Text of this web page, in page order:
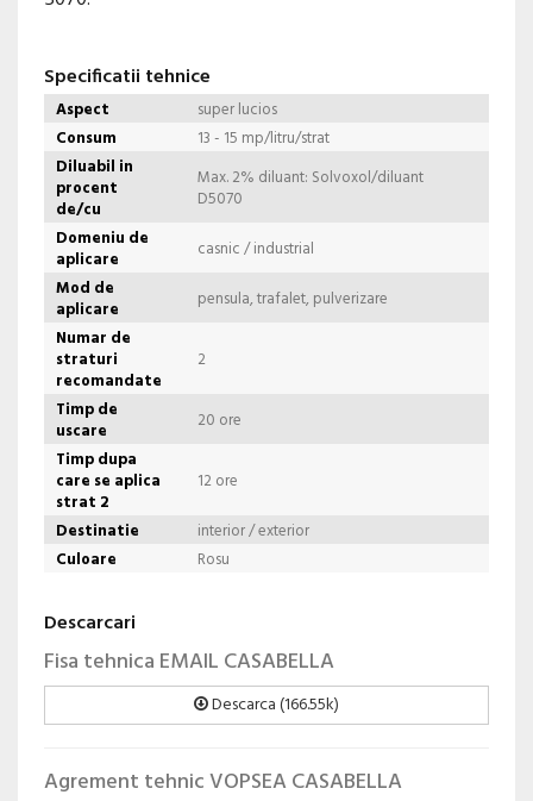
Specificatii tehnice
Aspect
super lucios
Consum
13 - 15 mp/litru/strat
Diluabil in
procent
de/cu
Max. 2% diluant: Solvoxol/diluant
D5070
Domeniu de
aplicare
casnic / industrial
Mod de
aplicare
pensula, trafalet, pulverizare
Numar de
straturi
recomandate
2
Timp de
uscare
20 ore
Timp dupa
care se aplica
strat 2
12 ore
Destinatie
interior / exterior
Culoare
Rosu
Descarcari
Fisa tehnica EMAIL CASABELLA
Descarca (166.55k)
Agrement tehnic VOPSEA CASABELLA